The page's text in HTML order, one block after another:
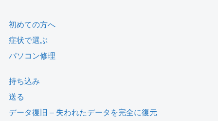
初めての方へ
症状で選ぶ
パソコン修理
持ち込み
送る
データ復旧 – 失われたデータを完全に復元